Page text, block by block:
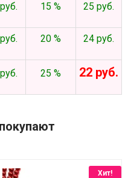
15 % 25 руб.
20 % 24 руб.
25 % 22 руб.
Хит!